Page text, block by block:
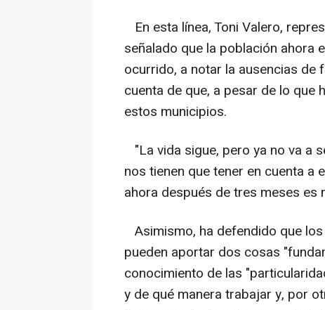
En esta línea, Toni Valero,
señalado que la población ahora
ocurrido, a notar la ausencias de
cuenta de que, a pesar de lo que
estos municipios.
"La vida sigue, pero ya no va a
nos tienen que tener en cuenta a
ahora después de tres meses es
Asimismo, ha defendido que
pueden aportar dos cosas
conocimiento de las
y de qué manera trabajar y, por